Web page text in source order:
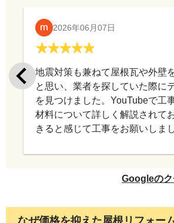
シャッターなどの鉄の部分は塗膜
るため、ケレンがけをした後、弱
脂塗料を２回塗装します。
軒天も塗膜の密着を良くするため
2026年06月07日
地震対策も兼ねて屋根瓦や外壁
と思い、業者を探していた際に
を見つけました。YouTubeで工
材料について詳しく解説されて
きると感じて工事をお願いしま
意図を汲み取りながら進めてい
足しており、工事をお願いして
だき、ありがとうございました。
Googleのク
なぜ価格を抑えた屋根リフォー